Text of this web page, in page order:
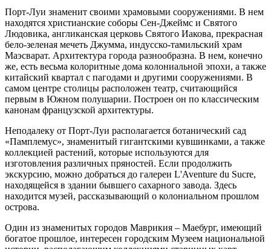
Порт-Луи знаменит своими храмовыми сооружениями. В нем
находятся христианские соборы Сен-Джеймс и Святого
Людовика, англиканская церковь Святого Иакова, прекрасная
бело-зеленая мечеть Джумма, индусско-тамильский храм
Маэсварат. Архитектура города разнообразна. В нем, конечно
же, есть весьма колоритные дома колониальной эпохи, а также
китайский квартал с пагодами и другими сооружениями. В
самом центре столицы расположен театр, считающийся
первым в Южном полушарии. Построен он по классическим
канонам французской архитектуры.
Неподалеку от Порт-Луи располагается ботанический сад
«Памплемус», знаменитый гигантскими кувшинками, а также
коллекцией растений, которые используются для
изготовления различных пряностей. Если продолжить
экскурсию, можно добраться до галереи L'Aventure du Sucre,
находящейся в здании бывшего сахарного завода. Здесь
находится музей, рассказывающий о колониальном прошлом
острова.
Один из знаменитых городов Маврикия – Маебург, имеющий
богатое прошлое, интересен городским Музеем национальной